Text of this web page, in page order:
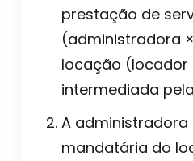
prestação de
(administradora
locação (locador
intermediada
A
mandatária do